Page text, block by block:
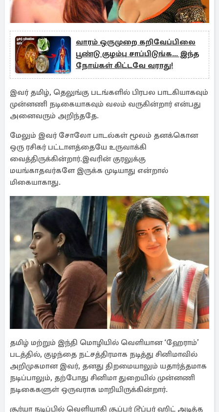
வாரம் ஒருமுறை கறிவேப்பிலை
பூண்டு குழம்பு சாப்பிடுங்க... இந்த
நோய்கள் கிட்டவே வராது!
இவர் தமிழ், தெலுங்கு படங்களில் பிரபல பாடகியாகவும்
முன்னணி நடிகையாகவும் வலம் வருகின்றார் என்பது
அனைவரும் அறிந்ததே.
மேலும் இவர் சோலோ பாடல்கள் மூலம் தனக்கொன
ஒரு ரசிகர் பட்டாளத்தையே உருவாக்கி
வைத்திருக்கின்றார்.இவரின் குரலுக்கு
மயங்காதவர்களே இருக்க முடியாது என்றால்
மிகையாகாது.
தமிழ் மற்றும் இந்தி மொழியில் வெளியான ‘ஹேராம்’
படத்தில், குழந்தை நட்சத்திரமாக நடித்து சினிமாவில்
அறிமுகமான இவர், தனது திறமையாலும் யதார்த்தமாக
நடிப்பாலும், தற்போது சினிமா துறையில் முன்னணி
நடிகைகளுள் ஒருவராக மாறியிருக்கின்றார்.
சூர்யா நடிப்பில் வெளியாகி சூப்பர் டூப்பர் ஹிட் அடித்த